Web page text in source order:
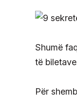
Shumë
të
Për